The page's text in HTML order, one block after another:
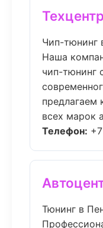
Чип-тюнинг
Наша
чип-тюнинг
предлагаем
всех марок
Телефон:
Тюнинг в